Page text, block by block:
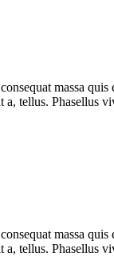
massa
tellus. Phasellus
massa
tellus. Phasellus